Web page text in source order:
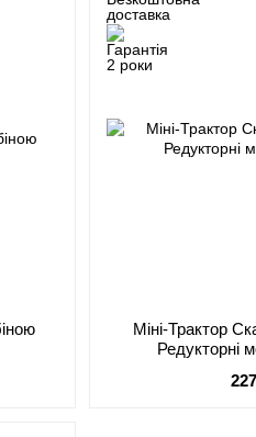
Міні-Трактор Скаут 244 - 2025р . 4х4 -
Редукторні